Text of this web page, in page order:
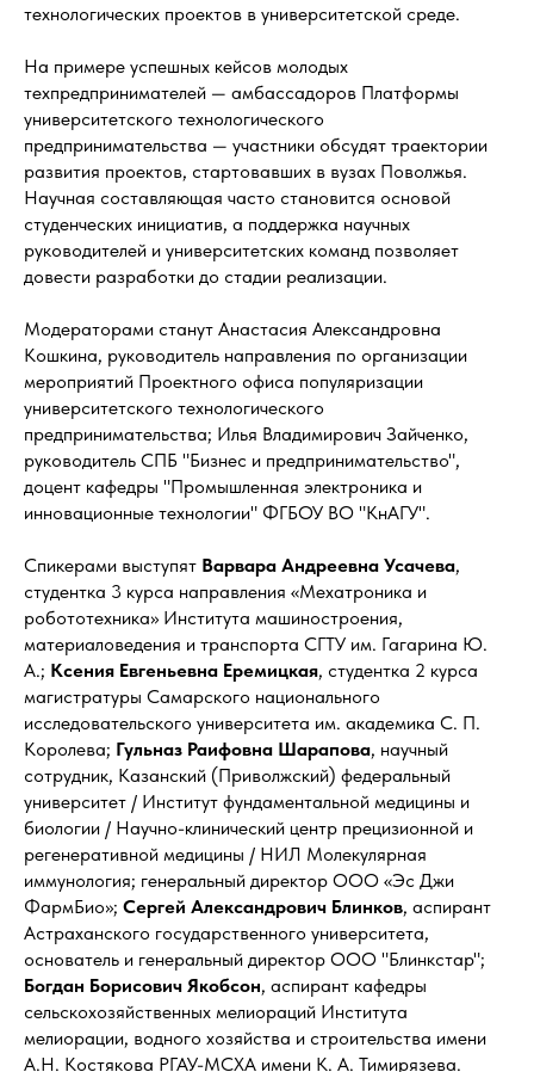
технологических проектов в университетской среде.
На примере успешных кейсов молодых
техпредпринимателей — амбассадоров Платформы
университетского технологического
предпринимательства — участники обсудят траектории
развития проектов, стартовавших в вузах Поволжья.
Научная составляющая часто становится основой
студенческих инициатив, а поддержка научных
руководителей и университетских команд позволяет
довести разработки до стадии реализации.
Модераторами станут Анастасия Александровна
Кошкина, руководитель направления по организации
мероприятий Проектного офиса популяризации
университетского технологического
предпринимательства; Илья Владимирович Зайченко,
руководитель СПБ "Бизнес и предпринимательство",
доцент кафедры "Промышленная электроника и
инновационные технологии" ФГБОУ ВО "КнАГУ".
Спикерами выступят Варвара Андреевна Усачева,
cтудентка 3 курса направления «Мехатроника и
робототехника» Института машиностроения,
материаловедения и транспорта СГТУ им. Гагарина Ю.
А.; Ксения Евгеньевна Еремицкая, студентка 2 курса
магистратуры Самарского национального
исследовательского университета им. академика С. П.
Королева; Гульназ Раифовна Шарапова, научный
сотрудник, Казанский (Приволжский) федеральный
университет / Институт фундаментальной медицины и
биологии / Научно-клинический центр прецизионной и
регенеративной медицины / НИЛ Молекулярная
иммунология; генеральный директор ООО «Эс Джи
ФармБио»; Сергей Александрович Блинков, аспирант
Астраханского государственного университета,
основатель и генеральный директор ООО "Блинкстар";
Богдан Борисович Якобсон, аспирант кафедры
сельскохозяйственных мелиораций Института
мелиорации, водного хозяйства и строительства имени
А.Н. Костякова РГАУ-МСХА имени К. А. Тимирязева.